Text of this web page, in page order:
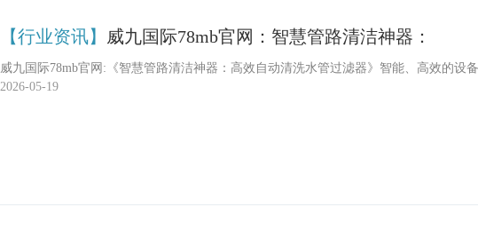
【行业资讯】 威九国际78mb官网：智慧管路清洁神器：
威九国际78mb官网:《智慧管路清洁神器：高效自动清洗水管过滤器》智能、高效的设
2026-05-19